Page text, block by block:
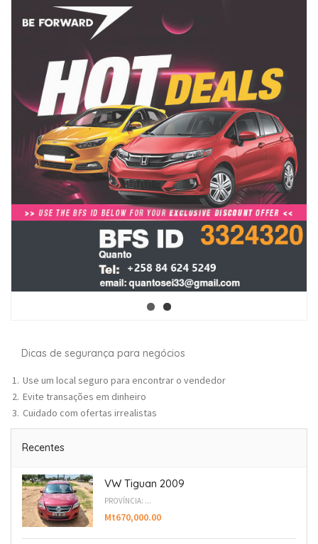
Dicas de segurança para negócios
Use um local seguro para encontrar o vendedor
Evite transações em dinheiro
Cuidado com ofertas irrealistas
Recentes
VW Tiguan 2009
PROVÍNCIA: ...
Mt670,000.00